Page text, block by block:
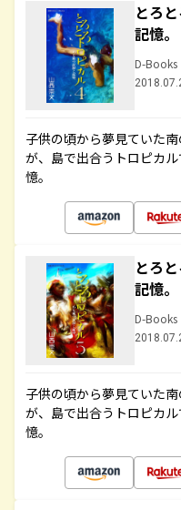
とろ
記憶
D-Books
子供の頃から夢見ていた
が、島で出合うトロピカ
憶。
とろ
記憶
D-Books
子供の頃から夢見ていた
が、島で出合うトロピカ
憶。